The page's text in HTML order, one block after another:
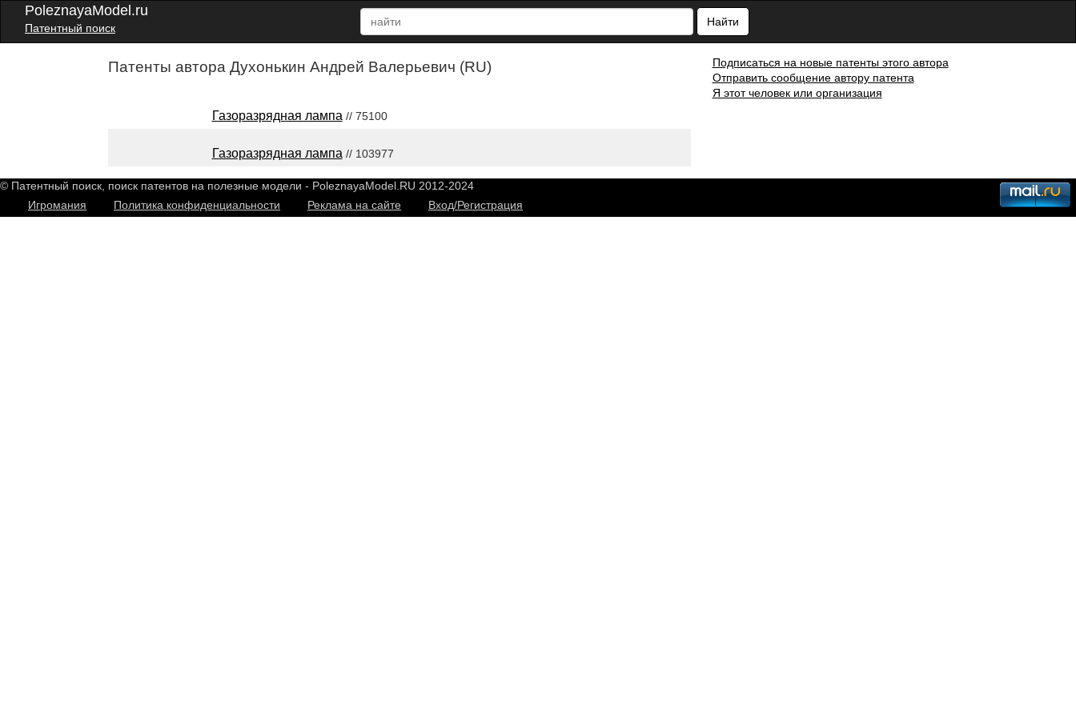
PoleznayaModel.ru
Патентный поиск
Найти
Патенты автора Духонькин Андрей Валерьевич (RU)
Газоразрядная лампа // 75100
Газоразрядная лампа // 103977
Подписаться на новые патенты этого автора
Отправить сообщение автору патента
Я этот человек или организация
© Патентный поиск, поиск патентов на полезные модели - PoleznayaModel.RU 2012-2024
Игромания
Политика конфиденциальности Реклама на сайте Вход/Регистрация